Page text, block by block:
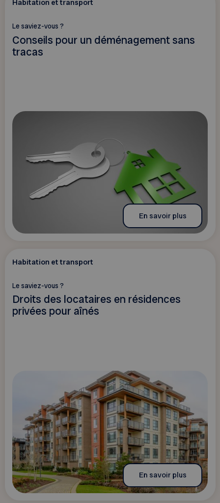
Habitation et transport
Le saviez-vous ?
Conseils pour un déménagement sans
tracas
En savoir plus
Habitation et transport
Le saviez-vous ?
Droits des locataires en résidences
privées pour aînés
En savoir plus